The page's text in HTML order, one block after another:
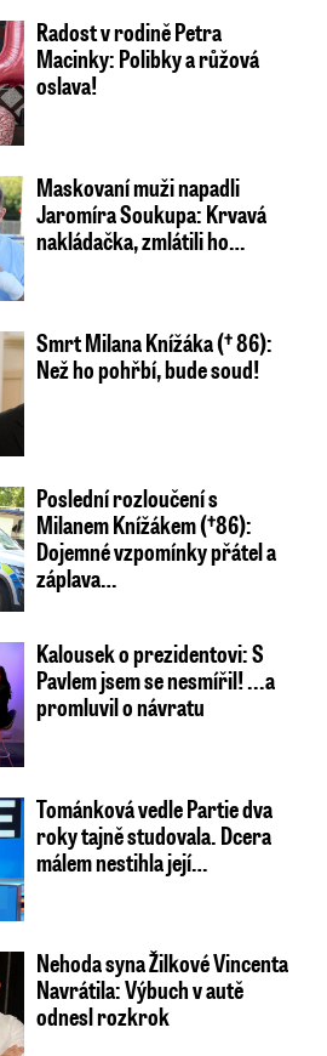
Radost v rodině Petra
Macinky: Polibky a růžová
oslava!
Maskovaní muži napadli
Jaromíra Soukupa: Krvavá
nakládačka, zmlátili ho…
Smrt Milana Knížáka († 86):
Než ho pohřbí, bude soud!
Poslední rozloučení s
Milanem Knížákem (†86):
Dojemné vzpomínky přátel a
záplava…
Kalousek o prezidentovi: S
Pavlem jsem se nesmířil! ...a
promluvil o návratu
Tománková vedle Partie dva
roky tajně studovala. Dcera
málem nestihla její…
Nehoda syna Žilkové Vincenta
Navrátila: Výbuch v autě
odnesl rozkrok